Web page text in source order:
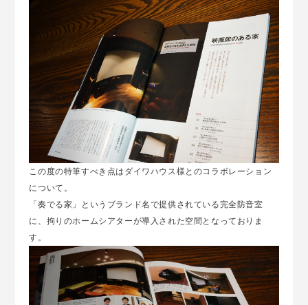
この度の特筆すべき点はダイワハウス様とのコラボレーション
について。
「奏でる家」というブランド名で提供されている完全防音室
に、拘りのホームシアターが導入された空間となっておりま
す。